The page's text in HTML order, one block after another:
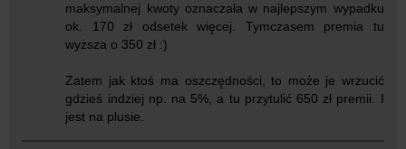
maksymalnej kwoty oznaczała w najlepszym wypadku
ok. 170 zł odsetek więcej. Tymczasem premia tu
wyższa o 350 zł :)
Zatem jak ktoś ma oszczędności, to może je wrzucić
gdzieś indziej np. na 5%, a tu przytulić 650 zł premii. I
jest na plusie.